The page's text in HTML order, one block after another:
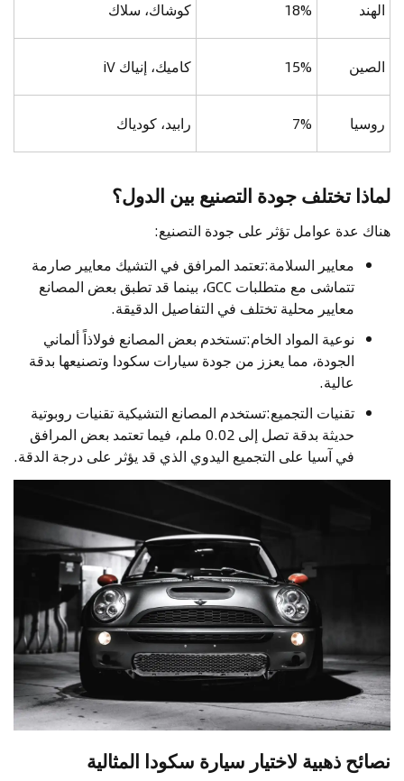
الهند 18% كوشاك، سلاك
الصين 15% كاميك، إنياك iV
روسيا 7% رابيد، كودياك
لماذا تختلف جودة التصنيع بين الدول؟
هناك عدة عوامل تؤثر على جودة التصنيع:
معايير السلامة:تعتمد المرافق في التشيك معايير صارمة
تتماشى مع متطلبات GCC، بينما قد تطبق بعض المصانع
معايير محلية تختلف في التفاصيل الدقيقة.
نوعية المواد الخام:تستخدم بعض المصانع فولاذاً ألماني
الجودة، مما يعزز من جودة سيارات سكودا وتصنيعها بدقة
عالية.
تقنيات التجميع:تستخدم المصانع التشيكية تقنيات روبوتية
حديثة بدقة تصل إلى 0.02 ملم، فيما تعتمد بعض المرافق
في آسيا على التجميع اليدوي الذي قد يؤثر على درجة الدقة.
نصائح ذهبية لاختيار سيارة سكودا المثالية